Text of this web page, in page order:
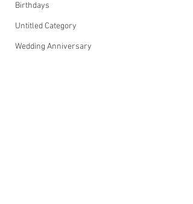
Birthdays
Untitled Category
Wedding Anniversary